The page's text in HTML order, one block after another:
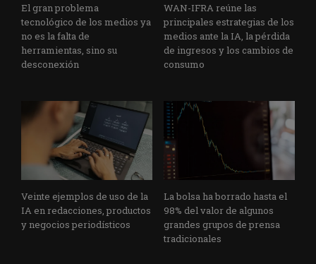
El gran problema
tecnológico de los medios ya
no es la falta de
herramientas, sino su
desconexión
WAN-IFRA reúne las
principales estrategias de los
medios ante la IA, la pérdida
de ingresos y los cambios de
consumo
Veinte ejemplos de uso de la
IA en redacciones, productos
y negocios periodísticos
La bolsa ha borrado hasta el
98% del valor de algunos
grandes grupos de prensa
tradicionales